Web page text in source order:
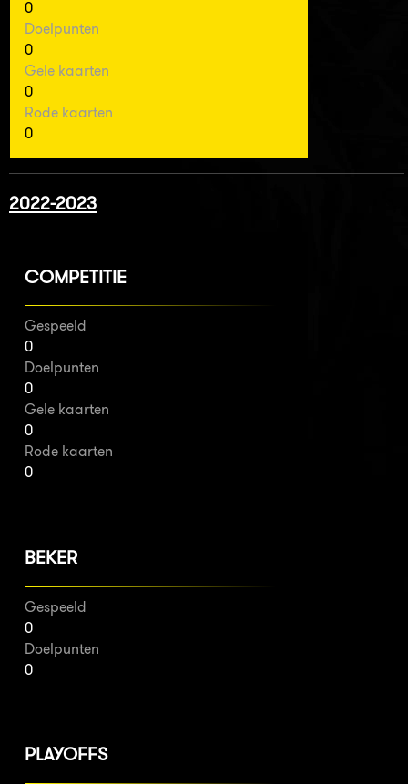
0
Doelpunten
0
Gele kaarten
0
Rode kaarten
0
2022-2023
COMPETITIE
Gespeeld
0
Doelpunten
0
Gele kaarten
0
Rode kaarten
0
BEKER
Gespeeld
0
Doelpunten
0
PLAYOFFS